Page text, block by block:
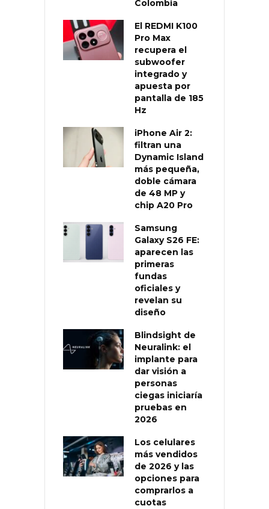
Colombia
El REDMI K100
Pro Max
recupera el
subwoofer
integrado y
apuesta por
pantalla de 185
Hz
iPhone Air 2:
filtran una
Dynamic Island
más pequeña,
doble cámara
de 48 MP y
chip A20 Pro
Samsung
Galaxy S26 FE:
aparecen las
primeras
fundas
oficiales y
revelan su
diseño
Blindsight de
Neuralink: el
implante para
dar visión a
personas
ciegas iniciaría
pruebas en
2026
Los celulares
más vendidos
de 2026 y las
opciones para
comprarlos a
cuotas